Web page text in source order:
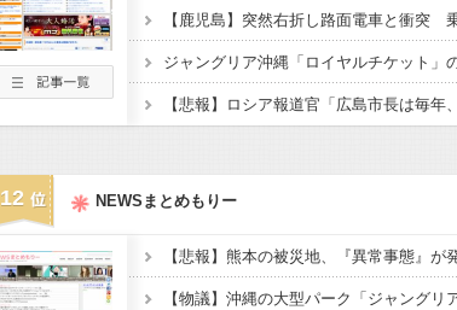
12 NEWSまとめもりー